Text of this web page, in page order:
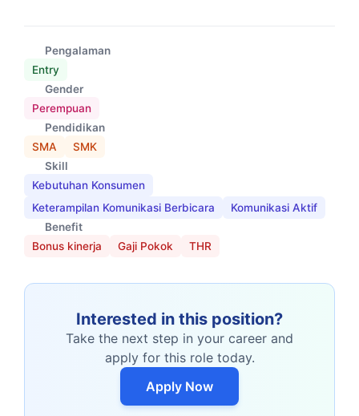
Pengalaman
Entry
Gender
Perempuan
Pendidikan
SMA
SMK
Skill
Kebutuhan Konsumen
Keterampilan Komunikasi Berbicara
Komunikasi Aktif
Benefit
Bonus kinerja
Gaji Pokok THR
Interested in this position?
Take the next step in your career and
apply for this role today.
Apply Now